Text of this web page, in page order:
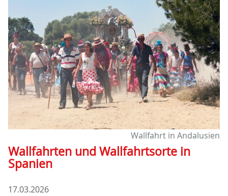
Wallfahrt in Andalusien
Wallfahrten und Wallfahrtsorte in
Spanien
17.03.2026